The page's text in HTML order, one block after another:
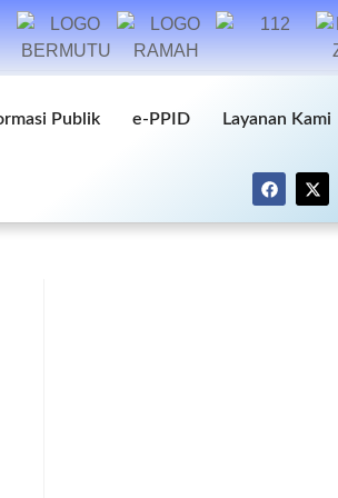
Publik e-PPID Layanan Kami